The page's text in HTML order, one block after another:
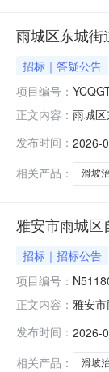
雨城区东城街
招标｜答疑公告
项目编号：
正文内容： 雨城
传本
时00分
发布时间： 2026-
相关产品：
滑坡
雅安市雨城
招标｜招标公告
项目编号：
正文内容： 雅安
本项
方式
发布时间： 2026-
相关产品：
滑坡